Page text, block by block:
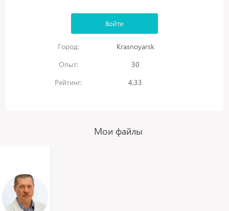
Войти
Город:
Krasnoyarsk
Опыт:
30
Рейтинг:
4,33
Мои файлы